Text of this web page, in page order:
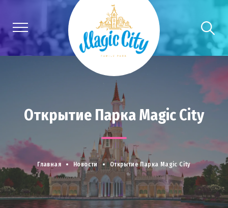
Открытие Парка Magic City
Главная Новости Открытие Парка Magic City